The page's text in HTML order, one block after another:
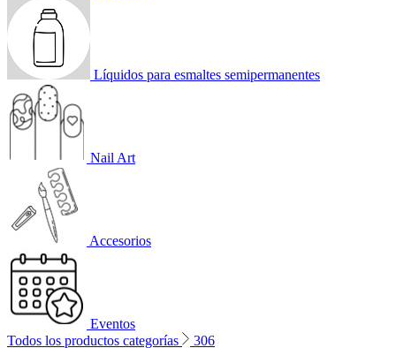
Líquidos para esmaltes semipermanentes
Nail Art
Accesorios
Eventos
Todos los productos categorías
306